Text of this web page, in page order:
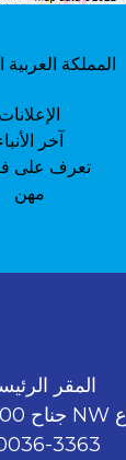
المملكة العربية
الإعلانات
آخر الأنباء
تعرف على
مهن
المقر
3363-20036